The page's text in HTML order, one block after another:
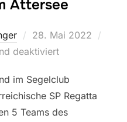
Attersee
Veröffentlicht
am
28. Mai 2022
deaktiviert
im Segelclub
SP Regatta
5 Teams des